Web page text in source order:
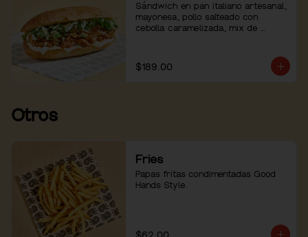
Sándwich en pan italiano artesanal,
mayonesa, pollo salteado con
cebolla caramelizada, mix de
$189.00
Otros
Fries
Papas fritas condimentadas Good
Hands Style.